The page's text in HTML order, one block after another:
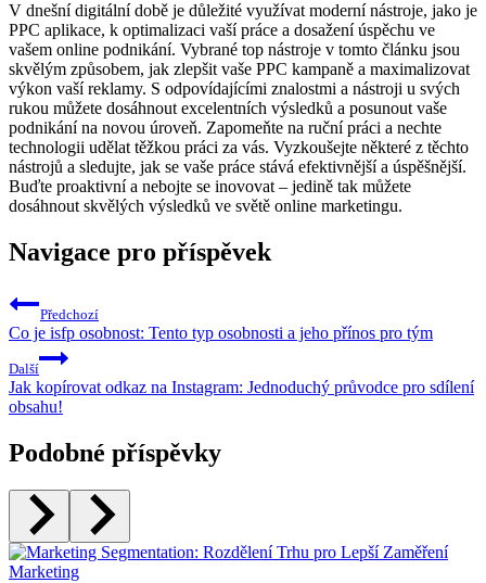
V dnešní digitální době je důležité využívat moderní nástroje, jako je
PPC aplikace, k optimalizaci vaší práce a dosažení úspěchu ve
vašem online podnikání. Vybrané top nástroje v tomto článku jsou
skvělým způsobem, jak zlepšit vaše PPC kampaně a maximalizovat
výkon vaší reklamy. S odpovídajícími znalostmi a nástroji u svých
rukou můžete dosáhnout excelentních výsledků a posunout vaše
podnikání na novou úroveň. Zapomeňte na ruční práci a nechte
technologii udělat těžkou práci za vás. Vyzkoušejte některé z těchto
nástrojů a sledujte, jak se vaše práce stává efektivnější a úspěšnější.
Buďte proaktivní a nebojte se inovovat – jedině tak můžete
dosáhnout skvělých výsledků ve světě online marketingu.
Navigace pro příspěvek
Předchozí
Co je isfp osobnost: Tento typ osobnosti a jeho přínos pro tým
Další
Jak kopírovat odkaz na Instagram: Jednoduchý průvodce pro sdílení
obsahu!
Podobné příspěvky
Marketing